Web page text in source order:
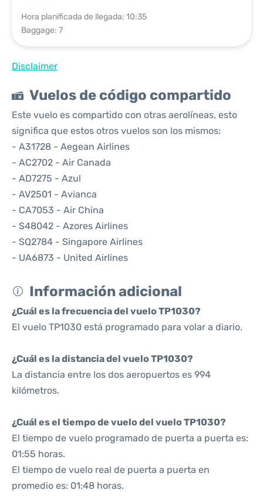
Hora planificada de llegada: 10:35
Baggage: 7
Disclaimer
Vuelos de código compartido
Este vuelo es compartido con otras aerolíneas, esto
significa que estos otros vuelos son los mismos:
- A31728 - Aegean Airlines
- AC2702 - Air Canada
- AD7275 - Azul
- AV2501 - Avianca
- CA7053 - Air China
- S48042 - Azores Airlines
- SQ2784 - Singapore Airlines
- UA6873 - United Airlines
Información adicional
¿Cuál es la frecuencia del vuelo TP1030?
El vuelo TP1030 está programado para volar a diario.
¿Cuál es la distancia del vuelo TP1030?
La distancia entre los dos aeropuertos es 994
kilómetros.
¿Cuál es el tiempo de vuelo del vuelo TP1030?
El tiempo de vuelo programado de puerta a puerta es:
01:55 horas.
El tiempo de vuelo real de puerta a puerta en
promedio es: 01:48 horas.